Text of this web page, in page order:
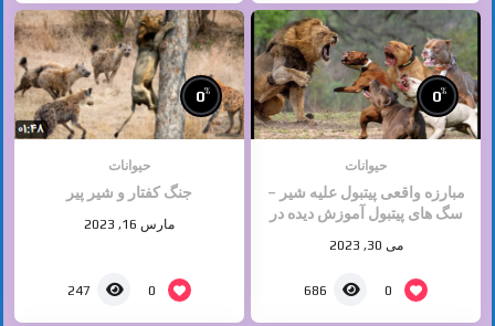
0%
حیوانات
مبارزه واقعی پیتبول علیه شیر –
سگ های پیتبول آموزش دیده در
می 30, 2023
0
686
0%
حیوانات
جنگ کفتار و شیر پیر
مارس 16, 2023
0
247